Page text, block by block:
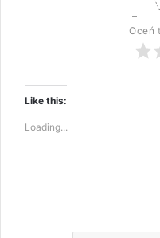
Oceń
Like this:
Loading...